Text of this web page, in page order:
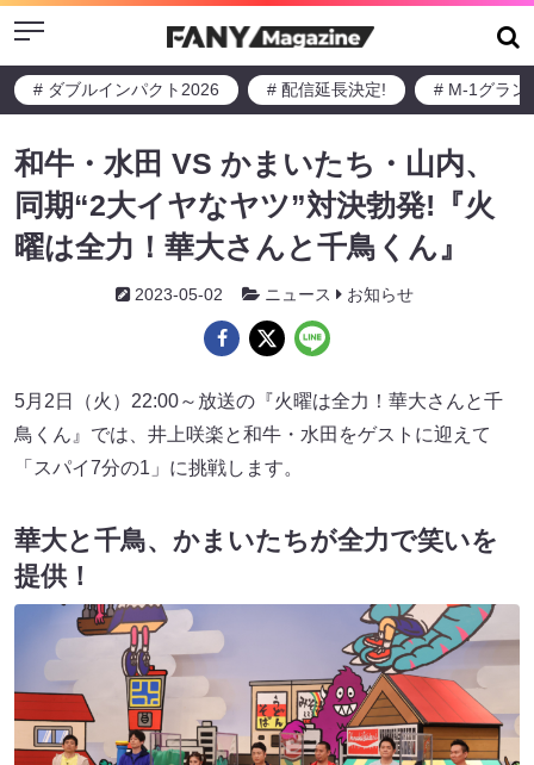
Menu
# ダブルインパクト2026 # 配信延長決定! # M-1グラン
和牛・水田 VS かまいたち・山内、
同期“2大イヤなヤツ”対決勃発!『火
曜は全力！華大さんと千鳥くん』
2023-05-02 ニュース お知らせ
5月2日（火）22:00～放送の『火曜は全力！華大さんと千
鳥くん』では、井上咲楽と和牛・水田をゲストに迎えて
「スパイ7分の1」に挑戦します。
華大と千鳥、かまいたちが全力で笑いを
提供！